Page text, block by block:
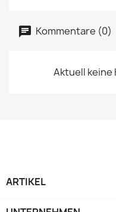
Kommentare (0)
Aktuell keine
ARTIKEL